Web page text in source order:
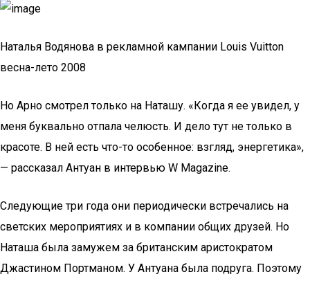
Наталья Водянова в рекламной кампании Louis Vuitton
весна-лето 2008
Но Арно смотрел только на Наташу. «Когда я ее увидел, у
меня буквально отпала челюсть. И дело тут не только в
красоте. В ней есть что-то особенное: взгляд, энергетика»,
— рассказал Антуан в интервью W Magazine.
Следующие три года они периодически встречались на
светских мероприятиях и в компании общих друзей. Но
Наташа была замужем за британским аристократом
Джастином Портманом. У Антуана была подруга. Поэтому